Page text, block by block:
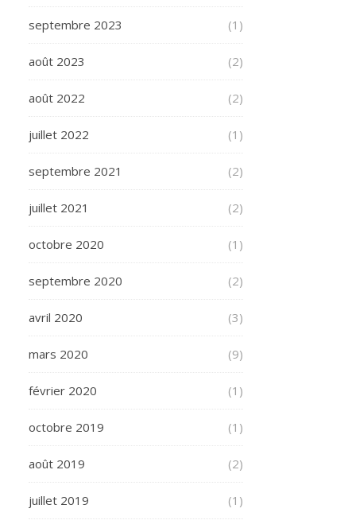
septembre 2023 (1)
août 2023 (2)
août 2022 (2)
juillet 2022 (1)
septembre 2021 (2)
juillet 2021 (2)
octobre 2020 (1)
septembre 2020 (2)
avril 2020 (3)
mars 2020 (9)
février 2020 (1)
octobre 2019 (1)
août 2019 (2)
juillet 2019 (1)